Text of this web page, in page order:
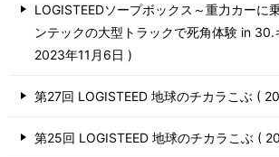
LOGISTEEDソープボックス～重力カーに
ンテックの大型トラックで死角体験 in 30.
2023年11月6日
第27回 LOGISTEED 地球のチカラこぶ
第25回 LOGISTEED 地球のチカラこぶ